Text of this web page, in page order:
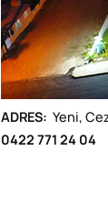
ADRES: Yeni,
0422 771 24 04